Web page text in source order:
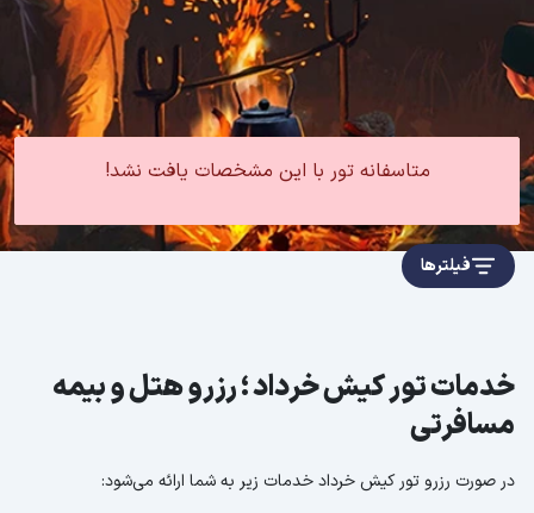
تور داخلی تور کیش
تور کیش بهار
متاسفانه تور با این مشخصات یافت نشد!
فیلترها
خدمات تور کیش خرداد ؛ رزرو هتل و بیمه
مسافرتی
در صورت رزرو تور کیش خرداد خدمات زیر به شما ارائه می‌شود: